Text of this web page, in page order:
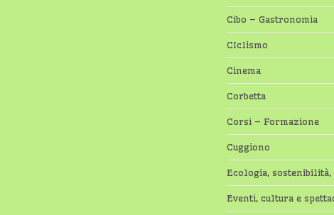
Cibo – Gastronomia
CIclismo
Cinema
Corbetta
Corsi – Formazione
Cuggiono
Ecologia, sostenibilità,
Eventi, cultura e